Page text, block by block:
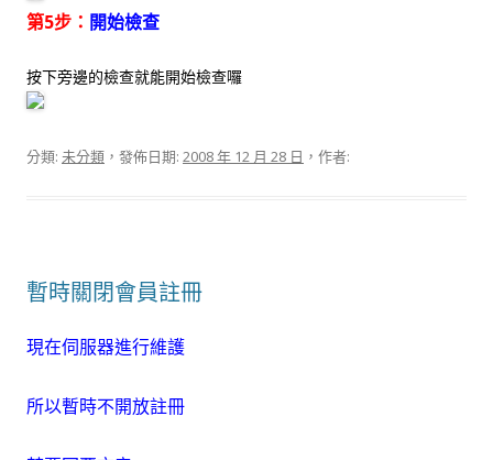
第5步： 開始檢查
按下旁邊的檢查就能開始檢查囉
分類: 未分類 ，發佈日期: 2008 年 12 月 28 日 ，作者:
暫時關閉會員註冊
現在伺服器進行維護
所以暫時不開放註冊